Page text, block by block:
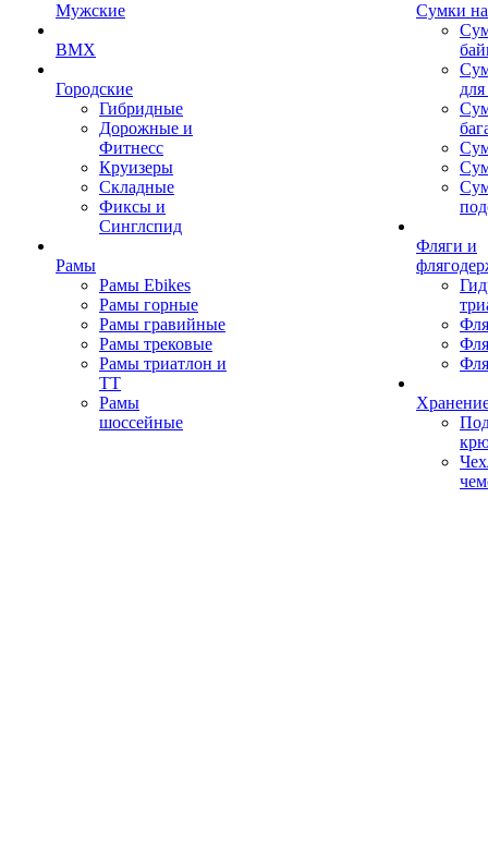
Мужские
BMX
Городские
Гибридные
Дорожные и
Фитнесс
Круизеры
Складные
Фиксы и
Синглспид
Рамы
Рамы Ebikes
Рамы горные
Рамы гравийные
Рамы трековые
Рамы триатлон и
ТТ
Рамы
шоссейные
Сумки
Фляги и